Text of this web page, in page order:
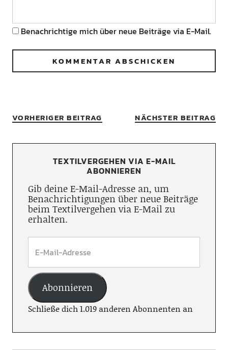
Benachrichtige mich über neue Beiträge via E-Mail.
VORHERIGER BEITRAG NÄCHSTER BEITRAG
TEXTILVERGEHEN VIA E-MAIL
ABONNIEREN
Gib deine E-Mail-Adresse an, um
Benachrichtigungen über neue Beiträge
beim Textilvergehen via E-Mail zu
erhalten.
Abonnieren
Schließe dich 1.019 anderen Abonnenten an